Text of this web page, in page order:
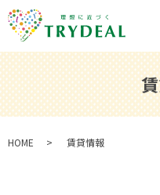
HOME 賃貸情報